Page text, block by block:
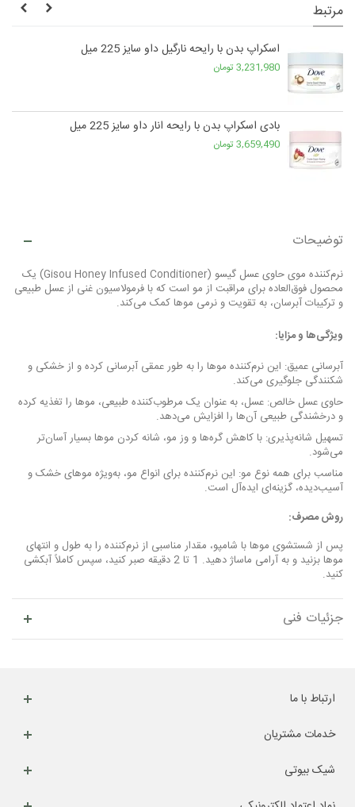
مرتبط
اسکراپ بدن با رایحه نارگیل داو سایز 225 میل
3,231,980 تومان
بادی اسکراپ بدن با رایحه انار داو سایز 225 میل
3,659,490 تومان
توضیحات
نرم‌کننده موی حاوی عسل گیسو (Gisou Honey Infused Conditioner) یک
محصول فوق‌العاده برای مراقبت از مو است که با فرمولاسیون غنی از عسل طبیعی
و ترکیبات آبرسان، به تقویت و نرمی موها کمک می‌کند.
ویژگی‌ها و مزایا:
آبرسانی عمیق: این نرم‌کننده موها را به طور عمقی آبرسانی کرده و از خشکی و
شکنندگی جلوگیری می‌کند.
حاوی عسل خالص: عسل، به عنوان یک مرطوب‌کننده طبیعی، موها را تغذیه کرده
و درخشندگی طبیعی آن‌ها را افزایش می‌دهد.
تسهیل شانه‌پذیری: با کاهش گره‌ها و وز مو، شانه کردن موها بسیار آسان‌تر
می‌شود.
مناسب برای همه نوع مو: این نرم‌کننده برای انواع مو، به‌ویژه موهای خشک و
آسیب‌دیده، گزینه‌ای ایده‌آل است.
روش مصرف:
پس از شستشوی موها با شامپو، مقدار مناسبی از نرم‌کننده را به طول و انتهای
موها بزنید و به آرامی ماساژ دهید. 1 تا 2 دقیقه صبر کنید، سپس کاملاً آبکشی
کنید.
جزئیات فنی
ارتباط با ما
خدمات مشتریان
شیک بیوتی